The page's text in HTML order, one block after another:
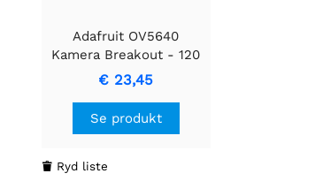
Adafruit OV5640
Kamera Breakout - 120
Grader Linse med
Autofokus
€ 23,45
Se produkt
 Ryd liste